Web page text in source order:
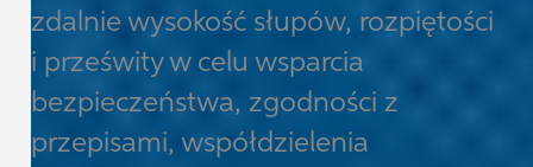
zdalnie wysokość słupów, rozpiętości
i prześwity w celu wsparcia
bezpieczeństwa, zgodności z
przepisami, współdzielenia